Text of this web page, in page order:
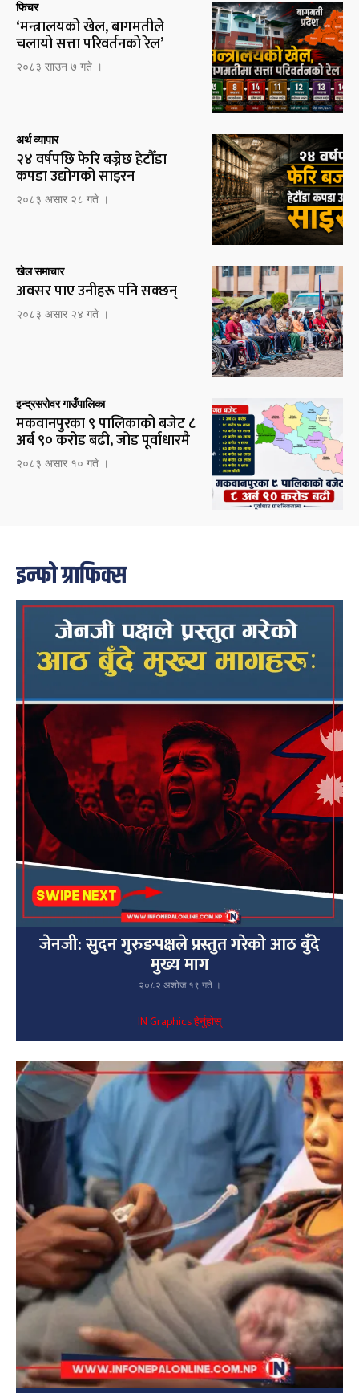
फिचर
‘मन्त्रालयको खेल, बागमतीले
चलायो सत्ता परिवर्तनको रेल’
२०८३ साउन ७ गते ।
अर्थ व्यापार
२४ वर्षपछि फेरि बज्नेछ हेटौँडा
कपडा उद्योगको साइरन
२०८३ असार २८ गते ।
खेल समाचार
अवसर पाए उनीहरू पनि सक्छन्
२०८३ असार २४ गते ।
इन्द्रसरोवर गाउँपालिका
मकवानपुरका ९ पालिकाको बजेट ८
अर्ब ९० करोड बढी, जोड पूर्वाधारमै
२०८३ असार १० गते ।
इन्फो ग्राफिक्स
जेनजी: सुदन गुरुङपक्षले प्रस्तुत गरेको आठ बुँदे
मुख्य माग
२०८२ अशोज १९ गते ।
IN Graphics हेर्नुहोस्